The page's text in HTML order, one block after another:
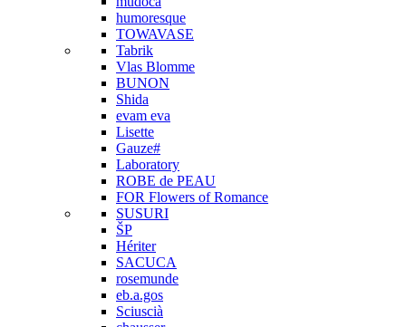
humoresque
TOWAVASE
Tabrik
Vlas Blomme
BUNON
Shida
evam eva
Lisette
Gauze#
Laboratory
ROBE de PEAU
FOR Flowers of Romance
SUSURI
ŠP
Hériter
SACUCA
rosemunde
eb.a.gos
Sciuscià